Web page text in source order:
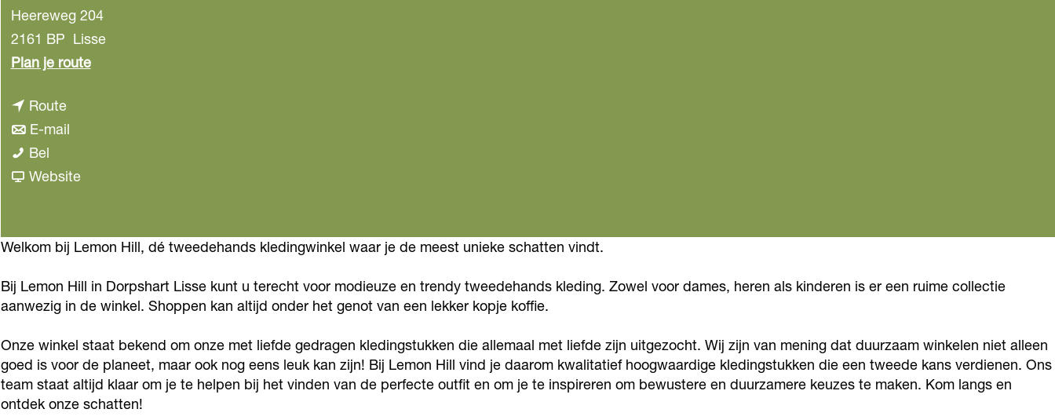
Heereweg 204
2161 BP Lisse
Plan je routen
n
i
l
Routen
a
r
m
n
H
i
l
l
E-mailn
a
e
o
n
H
i
l
l
BelL
e
n
i
l
l
Websitev
L
m
o
n
H
i
Welkom bij Lemon Hill, dé tweedehands kledingwinkel waar je de meest unieke schatten vindt.
Bij Lemon Hill in Dorpshart Lisse kunt u terecht voor modieuze en trendy tweedehands kleding. Zowel voor dames, heren als kinderen is er een ruime collectie
aanwezig in de winkel. Shoppen kan altijd onder het genot van een lekker kopje koffie.
Onze winkel staat bekend om onze met liefde gedragen kledingstukken die allemaal met liefde zijn uitgezocht. Wij zijn van mening dat duurzaam winkelen niet alleen
goed is voor de planeet, maar ook nog eens leuk kan zijn! Bij Lemon Hill vind je daarom kwalitatief hoogwaardige kledingstukken die een tweede kans verdienen. Ons
team staat altijd klaar om je te helpen bij het vinden van de perfecte outfit en om je te inspireren om bewustere en duurzamere keuzes te maken. Kom langs en
ontdek onze schatten!